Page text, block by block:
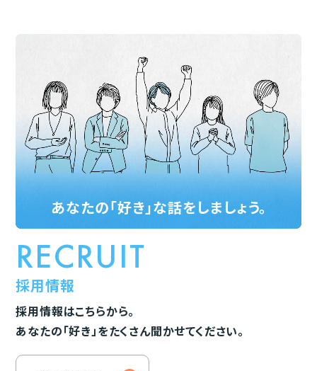
あなたの「好き」な話をしましょう。
RECRUIT
採用情報
採用情報はこちらから。
あなたの「好き」をたくさん聞かせてください。